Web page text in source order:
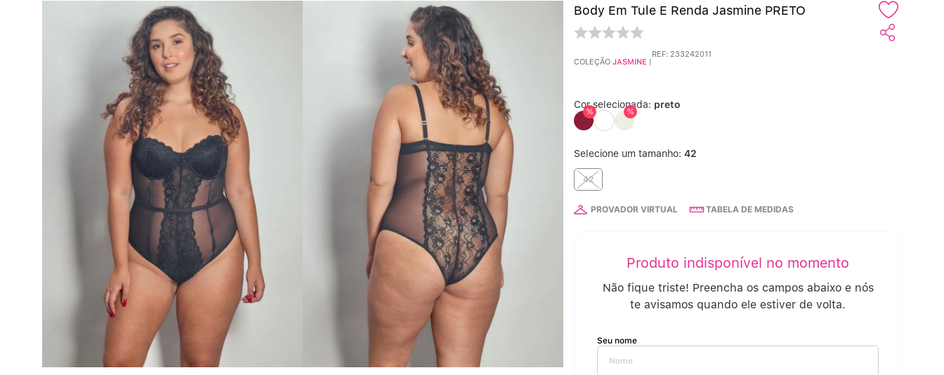
Body Em Tule E Renda Jasmine PRETO
COLEÇÃO JASMINE |
REF: 233242011
Cor selecionada: preto
% %
Selecione um tamanho: 42
42
PROVADOR VIRTUAL TABELA DE MEDIDAS
Sutiã Bojo
Calcinha Cintura Alta
º Sutiã Sustentação
º Modal